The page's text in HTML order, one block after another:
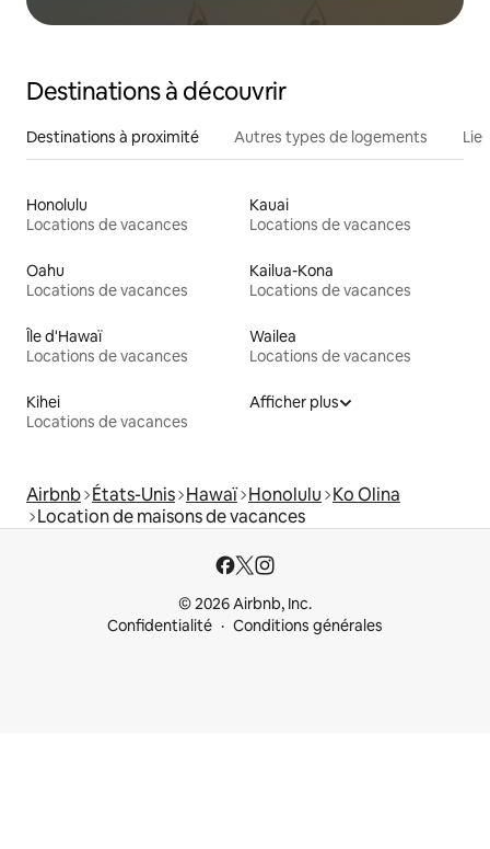
Destinations à découvrir
Destinations à proximité Autres types de logements
Honolulu
Locations de vacances
Kauai
Locations de vacances
Oahu
Locations de vacances
Kailua-Kona
Locations de vacances
Île d'Hawaï
Locations de vacances
Wailea
Locations de vacances
Kihei
Locations de vacances
Afficher plus
Airbnb États-Unis Hawaï Honolulu Ko Olina
Location de maisons de vacances
© 2026 Airbnb, Inc.
Confidentialité
Conditions générales